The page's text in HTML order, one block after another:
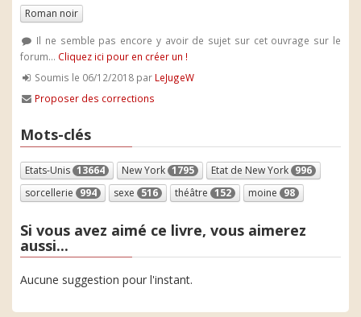
Roman noir
Il ne semble pas encore y avoir de sujet sur cet ouvrage sur le
forum... Cliquez ici pour en créer un !
Soumis le 06/12/2018 par LeJugeW
Proposer des corrections
Mots-clés
Etats-Unis 13664 New York 1795 Etat de New York 996
sorcellerie 994 sexe 516 théâtre 152 moine 98
Si vous avez aimé ce livre, vous aimerez
aussi...
Aucune suggestion pour l'instant.